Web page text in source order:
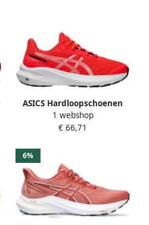
ASICS Hardloopschoenen
Chaussures de running GT-
1000 13 GS maille
1 webshop
€ 66,71
6%